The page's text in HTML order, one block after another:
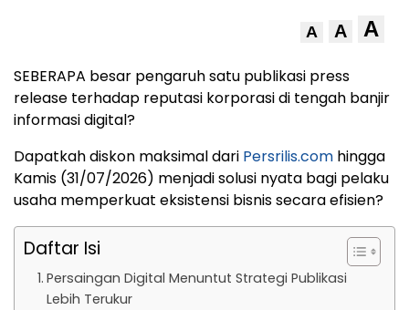
A A A
SEBERAPA besar pengaruh satu publikasi press
release terhadap reputasi korporasi di tengah banjir
informasi digital?
Dapatkah diskon maksimal dari Persrilis.com hingga
Kamis (31/07/2026) menjadi solusi nyata bagi pelaku
usaha memperkuat eksistensi bisnis secara efisien?
Daftar Isi
Persaingan Digital Menuntut Strategi Publikasi
Lebih Terukur